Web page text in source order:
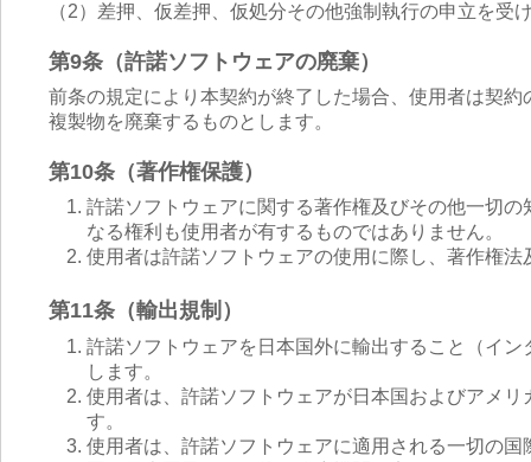
（2）差押、仮差押、仮処分その他強制執行の申立を受
第9条（許諾ソフトウェアの廃棄）
前条の規定により本契約が終了した場合、使用者は契
複製物を廃棄するものとします。
第10条（著作権保護）
許諾ソフトウェアに関する著作権及びその他一切
なる権利も使用者が有するものではありません。
使用者は許諾ソフトウェアの使用に際し、著作権
第11条（輸出規制）
許諾ソフトウェアを日本国外に輸出すること（イ
します。
使用者は、許諾ソフトウェアが日本国およびアメ
す。
使用者は、許諾ソフトウェアに適用される一切の